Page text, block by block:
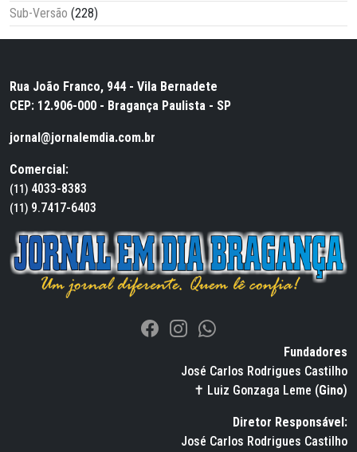
Sub-Versão (228)
Rua João Franco, 944 - Vila Bernadete
CEP: 12.906-000 - Bragança Paulista - SP
jornal@jornalemdia.com.br
Comercial:
(11) 4033-8383
(11) 9.7417-6403
Fundadores
José Carlos Rodrigues Castilho
✝ Luiz Gonzaga Leme (Gino)
Diretor Responsável:
José Carlos Rodrigues Castilho